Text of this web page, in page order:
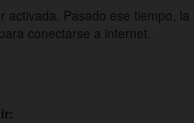
Pasado ese tiempo, la
conectarse a internet.